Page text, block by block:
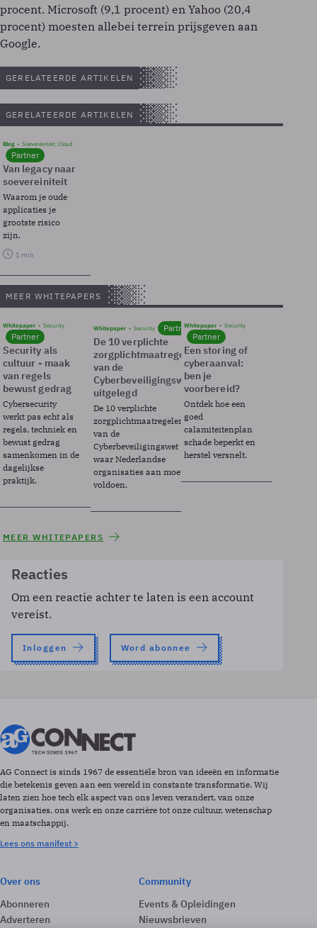
procent. Microsoft (9,1 procent) en Yahoo (20,4
procent) moesten allebei terrein prijsgeven aan
Google.
GERELATEERDE ARTIKELEN
GERELATEERDE ARTIKELEN
Blog Soevereinteit, Cloud
Partner
Van legacy naar
soevereiniteit
Waarom je oude
applicaties je
grootste risico
zijn.
1 min
MEER WHITEPAPERS
Whitepaper Security
Partner
Security als
cultuur - maak
van regels
bewust gedrag
Cybersecurity
werkt pas echt als
regels, techniek en
bewust gedrag
samenkomen in de
dagelijkse
praktijk.
Whitepaper Security Partner
De 10 verplichte
zorgplichtmaatregelen
van de
Cyberbeveiligingswet
uitgelegd
De 10 verplichte
zorgplichtmaatregelen
van de
Cyberbeveiligingswet
waar Nederlandse
organisaties aan moeten
voldoen.
Whitepaper Security
Partner
Een storing of
cyberaanval:
ben je
voorbereid?
Ontdek hoe een
goed
calamiteitenplan
schade beperkt en
herstel versnelt.
MEER WHITEPAPERS
Reacties
Om een reactie achter te laten is een account
vereist.
Inloggen Word abonnee
AG Connect is sinds 1967 de essentiële bron van ideeën en informatie
die betekenis geven aan een wereld in constante transformatie. Wij
laten zien hoe tech elk aspect van ons leven verandert, van onze
organisaties, ons werk en onze carrière tot onze cultuur, wetenschap
en maatschappij.
Lees ons manifest >
Over ons
Abonneren
Adverteren
Community
Events & Opleidingen
Nieuwsbrieven